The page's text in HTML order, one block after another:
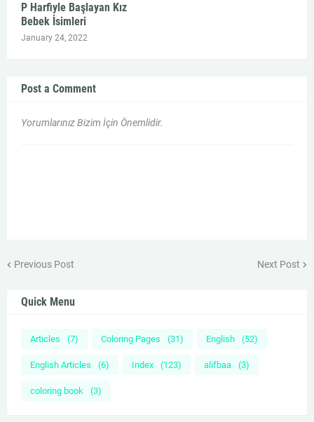
P Harfiyle Başlayan Kız
Bebek İsimleri
January 24, 2022
Post a Comment
Yorumlarınız Bizim İçin Önemlidir.
Previous Post Next Post
Quick Menu
Articles (7) Coloring Pages (31) English (52)
English Articles (6) Index (123) alifbaa (3)
coloring book (3)